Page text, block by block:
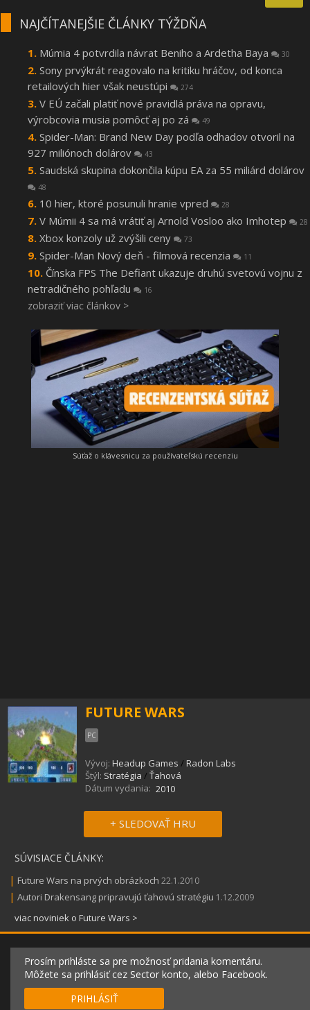
NAJČÍTANEJŠIE ČLÁNKY TÝŽDŇA
Múmia 4 potvrdila návrat Beniho a Ardetha Baya 30
Sony prvýkrát reagovalo na kritiku hráčov, od konca
retailových hier však neustúpi
274
V EÚ začali platiť nové pravidlá práva na opravu,
výrobcovia musia pomôcť aj po zá
49
Spider-Man: Brand New Day podľa odhadov otvoril na
927 miliónoch dolárov
43
Saudská skupina dokončila kúpu EA za 55 miliárd dolárov
48
10 hier, ktoré posunuli hranie vpred 28
V Múmii 4 sa má vrátiť aj Arnold Vosloo ako Imhotep 28
Xbox konzoly už zvýšili ceny 73
Spider-Man Nový deň - filmová recenzia 11
Čínska FPS The Defiant ukazuje druhú svetovú vojnu z
netradičného pohľadu
16
zobraziť viac článkov >
Súťaž o klávesnicu za používateľskú recenziu
FUTURE WARS
PC
Vývoj: Headup Games / Radon Labs
Štýl: Stratégia / Ťahová
Dátum vydania: 2010
+ SLEDOVAŤ HRU
SÚVISIACE ČLÁNKY:
| Future Wars na prvých obrázkoch 22.1.2010
| Autori Drakensang pripravujú ťahovú stratégiu 1.12.2009
viac noviniek o Future Wars >
Prosím prihláste sa pre možnosť pridania komentáru.
Môžete sa prihlásiť cez Sector konto, alebo Facebook.
PRIHLÁSIŤ